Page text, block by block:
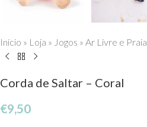
Início » Loja » Jogos » Ar Livre e Praia
Corda de Saltar – Coral
€9,50